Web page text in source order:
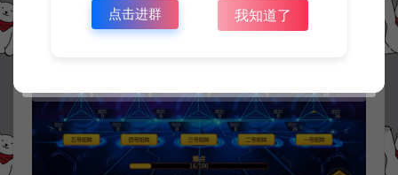
点击进群 我知道了